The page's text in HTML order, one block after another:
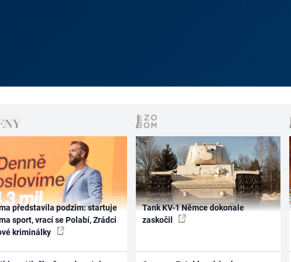
představila podzim: startuje
sport, vrací se Polabí, Zrádci
kriminálky
Tank KV-1 Němce dokonale
zaskočil